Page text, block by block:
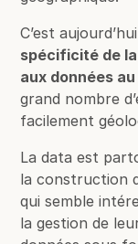
C’est
spécificité de
aux données
grand nombre
facilement
La data est
la construction
qui semble
la gestion de